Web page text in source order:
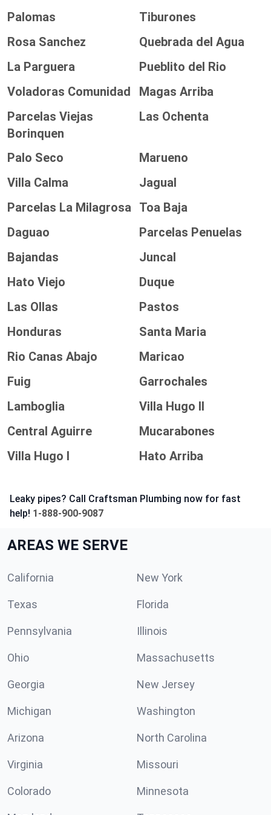
Palomas
Tiburones
Rosa Sanchez
Quebrada del Agua
La Parguera
Pueblito del Rio
Voladoras Comunidad
Magas Arriba
Parcelas Viejas
Borinquen
Las Ochenta
Palo Seco
Marueno
Villa Calma
Jagual
Parcelas La Milagrosa Toa Baja
Daguao
Parcelas Penuelas
Bajandas
Juncal
Hato Viejo
Duque
Las Ollas
Pastos
Honduras
Santa Maria
Rio Canas Abajo
Maricao
Fuig
Garrochales
Lamboglia
Villa Hugo II
Central Aguirre
Mucarabones
Villa Hugo I
Hato Arriba
Leaky pipes? Call Craftsman Plumbing now for fast
help! 1-888-900-9087
AREAS WE SERVE
California New York
Texas Florida
Pennsylvania Illinois
Ohio Massachusetts
Georgia New Jersey
Michigan Washington
Arizona North Carolina
Virginia Missouri
Colorado Minnesota